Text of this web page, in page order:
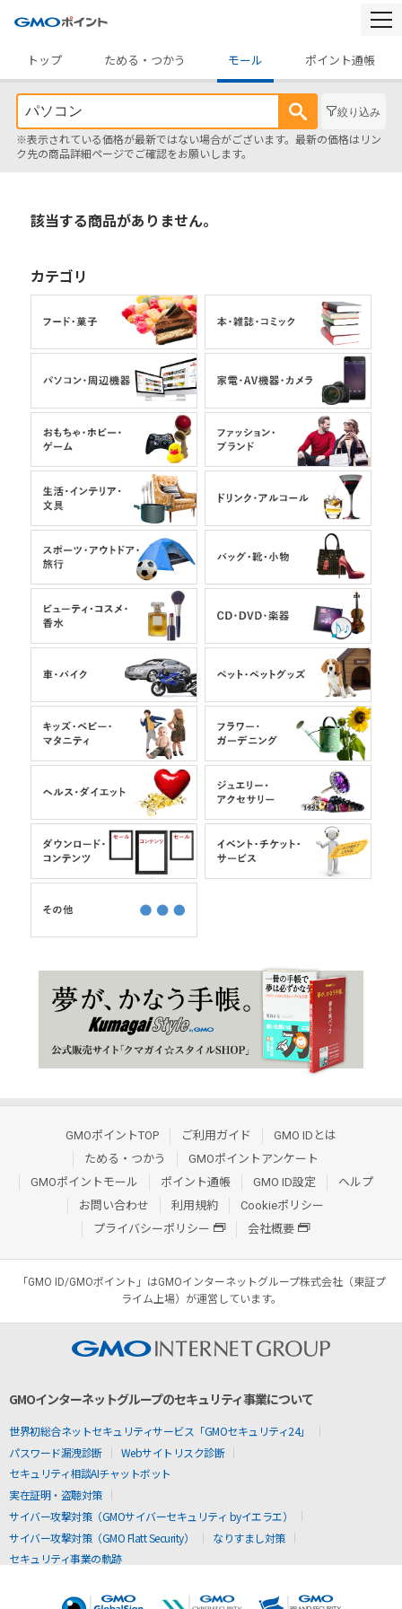
トップ
ためる・つかう モール ポイント通帳
絞り込み
※表示されている価格が最新ではない場合がございます。最新の価格はリン
ク先の商品詳細ページでご確認をお願いします。
該当する商品がありません。
カテゴリ
GMOポイントTOP ご利用ガイド
GMO IDとは
ためる・つかう
GMOポイントアンケート
GMOポイントモール
ポイント通帳 GMO ID設定
ヘルプ
お問い合わせ
利用規約
Cookieポリシー
プライバシーポリシー
会社概要
「GMO ID/GMOポイント」はGMOインターネットグループ株式会社（東証プ
ライム上場）が運営しています。
GMOインターネットグループのセキュリティ事業について
世界初総合ネットセキュリティサービス「GMOセキュリティ24」
パスワード漏洩診断
Webサイトリスク診断
セキュリティ相談AIチャットボット
実在証明・盗聴対策
サイバー攻撃対策（GMOサイバーセキュリティ byイエラエ）
サイバー攻撃対策（GMO Flatt Security）
なりすまし対策
セキュリティ事業の軌跡